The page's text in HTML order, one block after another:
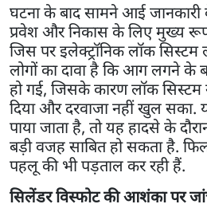
घटना के बाद सामने आई
प्रवेश और निकास के लिए मुख्य
जिस पर इलेक्ट्रॉनिक लॉक सिस्टम
लोगों का दावा है कि आग लगने के
हो गई, जिसके कारण लॉक
दिया और दरवाजा नहीं खुल सका.
पाया जाता है, तो यह हादसे के
बड़ी वजह साबित हो सकता है.
पहलू की भी पड़ताल कर रही हैं.
सिलेंडर विस्फोट की आशंका पर